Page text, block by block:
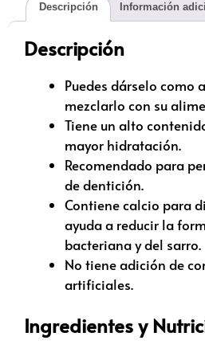
Descripción Información
Descripción
Puedes dárselo como
mezclarlo con su
Tiene un alto
mayor hidratación.
Recomendado para
de dentición.
Contiene calcio para
ayuda a reducir la
bacteriana y del sarro.
No tiene adición de
artificiales.
Ingredientes y